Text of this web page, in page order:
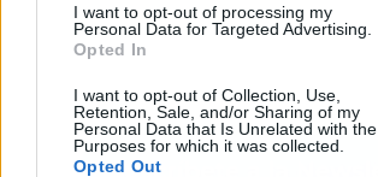
I want to opt-out of processing my
Personal Data for Targeted Advertising.
Opted In
I want to opt-out of Collection, Use,
Retention, Sale, and/or Sharing of my
Personal Data that Is Unrelated with the
Purposes for which it was collected.
Opted Out